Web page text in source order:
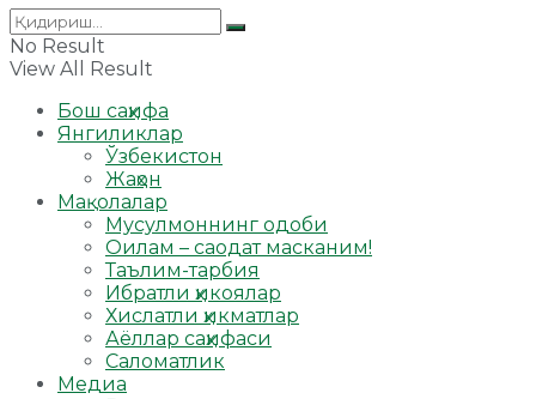
No Result
View All Result
Бош саҳифа
Янгиликлар
Ўзбекистон
Жаҳон
Мақолалар
Мусулмоннинг одоби
Оилам – саодат масканим!
Таълим-тарбия
Ибратли ҳикоялар
Хислатли ҳикматлар
Аёллар саҳифаси
Саломатлик
Медиа